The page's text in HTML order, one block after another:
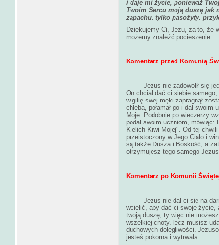
i daje mi życie, ponieważ
Twoim Sercu moją duszę jak
zapachu, tylko pasożyty,
Dziękujemy Ci, Jezu, za to, że
możemy znaleźć pocieszenie.
Komentarz przed Komunią
Jezus nie zadowolił się
On chciał dać ci siebie
wigilię swej męki zapragnął
chleba, połamał go i dał
Moje. Podobnie po wieczerzy
podał swoim uczniom,
Kielich Krwi Mojej". Od tej
przeistoczony w Jego Ciało i
są także Dusza i Boskość, a
otrzymujesz tego samego
Komentarz po Komunii
Jezus nie dał ci się na
wcielić, aby dać ci swoje życie,
twoją duszę; ty więc nie
wszelkiej cnoty, lecz musisz
duchowych dolegliwości.
jesteś pokorna i wytrwała...